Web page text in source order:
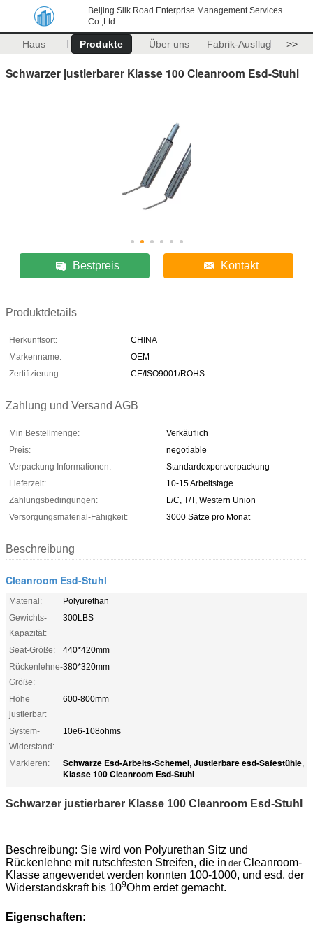
Beijing Silk Road Enterprise Management Services
Co.,Ltd.
Haus Produkte Über uns Fabrik-Ausflug >>
Schwarzer justierbarer Klasse 100 Cleanroom Esd-Stuhl
Bestpreis Kontakt
Produktdetails
Herkunftsort:
CHINA
Markenname:
OEM
Zertifizierung:
CE/ISO9001/ROHS
Zahlung und Versand AGB
Min Bestellmenge:
Verkäuflich
Preis:
negotiable
Verpackung Informationen:
Standardexportverpackung
Lieferzeit:
10-15 Arbeitstage
Zahlungsbedingungen:
L/C, T/T, Western Union
Versorgungsmaterial-Fähigkeit:
3000 Sätze pro Monat
Beschreibung
Cleanroom Esd-Stuhl
Material:
Polyurethan
Gewichts-
Kapazität:
300LBS
Seat-Größe:
440*420mm
Rückenlehne-
Größe:
380*320mm
Höhe
justierbar:
600-800mm
System-
Widerstand:
10e6-108ohms
Markieren: Schwarze Esd-Arbeits-Schemel, Justierbare esd-Safestühle,
Klasse 100 Cleanroom Esd-Stuhl
Schwarzer justierbarer Klasse 100 Cleanroom Esd-Stuhl
Beschreibung: Sie wird von Polyurethan Sitz und
Rückenlehne mit rutschfesten Streifen, die in der Cleanroom-
Klasse angewendet werden konnten 100-1000, und esd, der
Widerstandskraft bis 109Ohm erdet gemacht.
Eigenschaften: